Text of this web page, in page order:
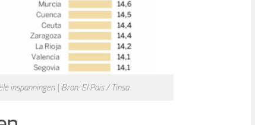
inspanningen | Bron: El Pais / Tinsa